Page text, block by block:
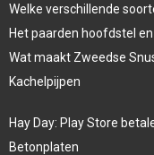
Welke verschillende
Het paarden hoofdstel
Wat maakt Zweedse
Kachelpijpen
Hay Day: Play Store
Betonplaten